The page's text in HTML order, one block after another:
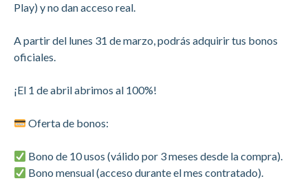
Play) y no dan acceso real.
A partir del lunes 31 de marzo, podrás adquirir tus bonos
oficiales.
¡El 1 de abril abrimos al 100%!
Oferta de bonos:
Bono de 10 usos (válido por 3 meses desde la compra).
Bono mensual (acceso durante el mes contratado).